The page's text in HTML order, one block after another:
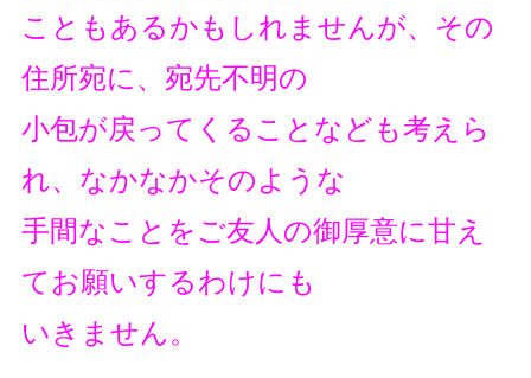
こともあるかもしれませんが、その
住所宛に、宛先不明の
小包が戻ってくることなども考えら
れ、なかなかそのような
手間なことをご友人の御厚意に甘え
てお願いするわけにも
いきません。